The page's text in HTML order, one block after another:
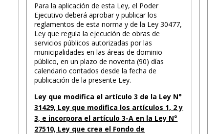
Para la aplicación de esta Ley, el Poder
Ejecutivo deberá aprobar y publicar los
reglamentos de esta norma y de la Ley 30477,
Ley que regula la ejecución de obras de
servicios públicos autorizadas por las
municipalidades en las áreas de dominio
público, en un plazo de noventa (90) días
calendario contados desde la fecha de
publicación de la presente Ley.
Ley que modifica el artículo 3 de la Ley N°
31429, Ley que modifica los artículos 1, 2 y
3, e incorpora el artículo 3-A en la Ley N°
27510, Ley que crea el Fondo de